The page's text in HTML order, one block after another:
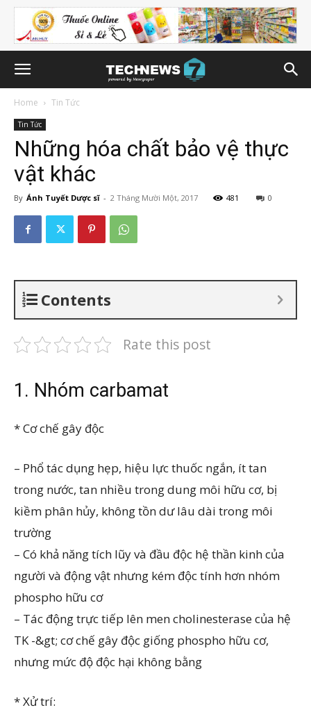
Home Tin Tức
Tin Tức
Những hóa chất bảo vệ thực
vật khác
By Ánh Tuyết Dược sĩ - 2 Tháng Mười Một, 2017 481 0
Contents
Rate this post
1. Nhóm carbamat
* Cơ chế gây độc
– Phổ tác dụng hẹp, hiệu lực thuốc ngắn, ít tan
trong nước, tan nhiều trong dung môi hữu cơ, bị
kiềm phân hủy, không tồn dư lâu dài trong môi
trường
– Có khả năng tích lũy và đầu độc hệ thần kinh của
người và động vật nhưng kém độc tính hơn nhóm
phospho hữu cơ
– Tác động trực tiếp lên men cholinesterase của hệ
TK -&gt; cơ chế gây độc giống phospho hữu cơ,
nhưng mức độ độc hại không bằng
* Xử trí: